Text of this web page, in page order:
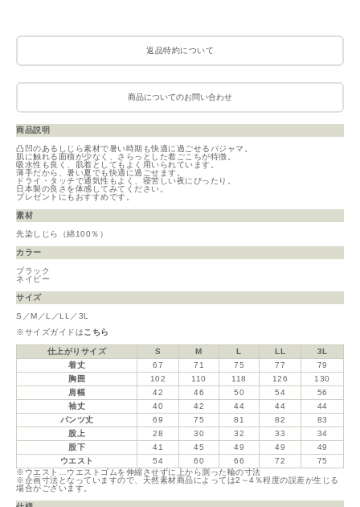
返品特約について
商品についてのお問い合わせ
商品説明
凸凹のあるしじら素材で暑い時期も快適に過ごせるパジャマ。
肌に触れる面積が少なく、さらっとした着ごこちが特徴。
吸水性も良く、肌着としてもよく用いられています。
薄手だから、暑い夏でも快適に過ごせます。
ドライ・タッチで通気性もよく、寝苦しい夜にぴったり。
日本製の良さを体感してみてください。
プレゼントにもおすすめです。
素材
先染しじら（綿100％）
カラー
ブラック
ネイビー
サイズ
S／M／L／LL／3L
※サイズガイドはこちら
仕上がりサイズ S M L LL
3L
着丈
67 71 75 77
79
胸囲
102 110 118 126
130
肩幅
42 46 50 54
56
袖丈
40 42 44 44
44
パンツ丈
69 75 81 82
83
股上
28 30 32 33
34
股下
41 45 49 49
49
ウエスト
54 60 66 72
75
※ウエスト…ウエストゴムを伸縮させずに上から測った輪の寸法
※企画寸法となっていますので、天然素材商品によっては2～4％程度の誤差が生じる
場合がございます。